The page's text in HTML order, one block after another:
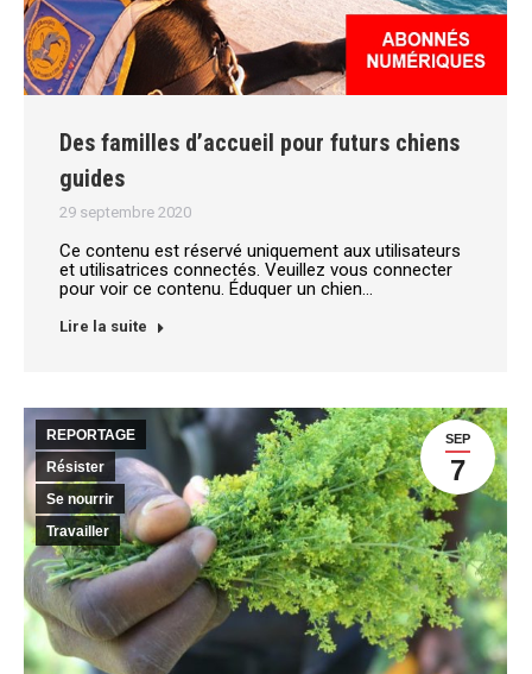
Des familles d’accueil pour futurs chiens
guides
29 septembre 2020
Ce contenu est réservé uniquement aux utilisateurs
et utilisatrices connectés. Veuillez vous connecter
pour voir ce contenu. Éduquer un chien…
Lire la suite
SEP
7
REPORTAGE
Résister
Se nourrir
Travailler